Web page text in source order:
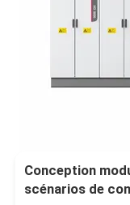
Conception
scénarios de